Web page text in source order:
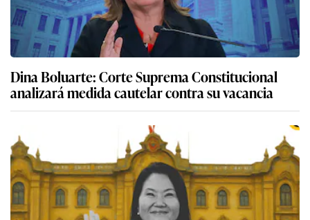
Dina Boluarte: Corte Suprema Constitucional
analizará medida cautelar contra su vacancia